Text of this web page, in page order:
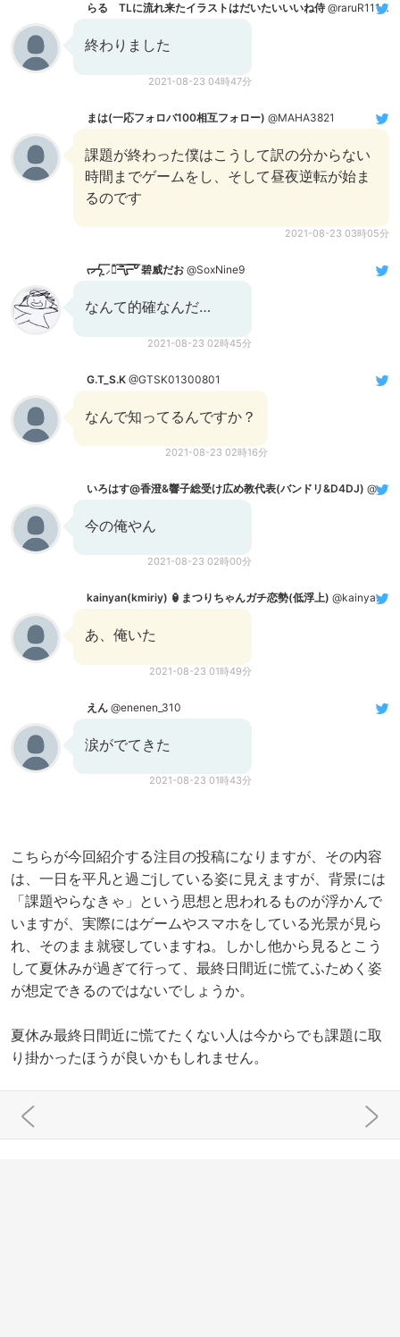
らる TLに流れ来たイラストはだいたいいいね侍 @raruR11110099
終わりました
2021-08-23 04時47分
まは(一応フォロバ100相互フォロー) @MAHA3821
課題が終わった僕はこうして訳の分からない
時間までゲームをし、そして昼夜逆転が始ま
るのです
2021-08-23 03時05分
ᡕᠵ᠊ᡃ່࡚ࠢ࠘ ⸝່ࠡࠣ᠊߯᠆ࠣ࠘ᡁࠣ࠘᠊᠊ࠢ࠘𐡏 碧威だお @SoxNine9
なんて的確なんだ…
2021-08-23 02時45分
G.T_S.K @GTSK01300801
なんで知ってるんですか？
2021-08-23 02時16分
いろはす@香澄&響子総受け広め教代表(バンドリ︎&D4DJ) @kasumi_kyouko
今の俺やん
2021-08-23 02時00分
kainyan(kmiriy) 🏮まつりちゃんガチ恋勢(低浮上) @kainyan10
あ、俺いた
2021-08-23 01時49分
えん @enenen_310
涙がでてきた
2021-08-23 01時43分
こちらが今回紹介する注目の投稿になりますが、その内容
は、一日を平凡と過ごjしている姿に見えますが、背景には
「課題やらなきゃ」という思想と思われるものが浮かんで
いますが、実際にはゲームやスマホをしている光景が見ら
れ、そのまま就寝していますね。しかし他から見るとこう
して夏休みが過ぎて行って、最終日間近に慌てふためく姿
が想定できるのではないでしょうか。
夏休み最終日間近に慌てたくない人は今からでも課題に取
り掛かったほうが良いかもしれません。